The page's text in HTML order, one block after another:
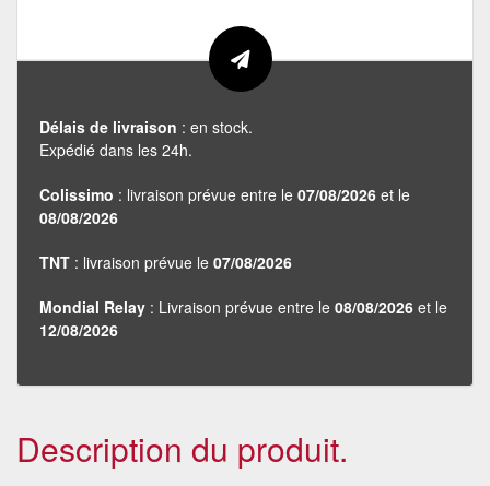
Délais de livraison : en stock.
Expédié dans les 24h.
Colissimo : livraison prévue entre le 07/08/2026 et le
08/08/2026
TNT : livraison prévue le 07/08/2026
Mondial Relay : Livraison prévue entre le 08/08/2026 et le
12/08/2026
Description du produit.